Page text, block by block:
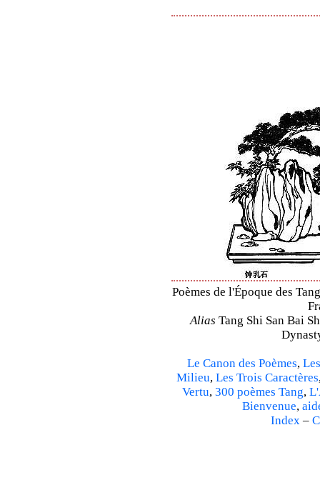
Poèmes de l'Époque des
Alias Tang Shi San Bai
Le Canon des Poèmes,
Milieu, Les Trois Caractères
Vertu, 300 poèmes Tang,
Bienvenue,
Index–